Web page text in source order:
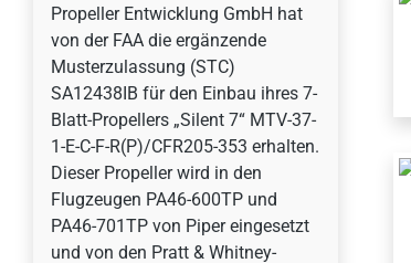
Propeller Entwicklung GmbH hat
von der FAA die ergänzende
Musterzulassung (STC)
SA12438IB für den Einbau ihres 7-
Blatt-Propellers „Silent 7“ MTV-37-
1-E-C-F-R(P)/CFR205-353 erhalten.
Dieser Propeller wird in den
Flugzeugen PA46-600TP und
PA46-701TP von Piper eingesetzt
und von den Pratt & Whitney-